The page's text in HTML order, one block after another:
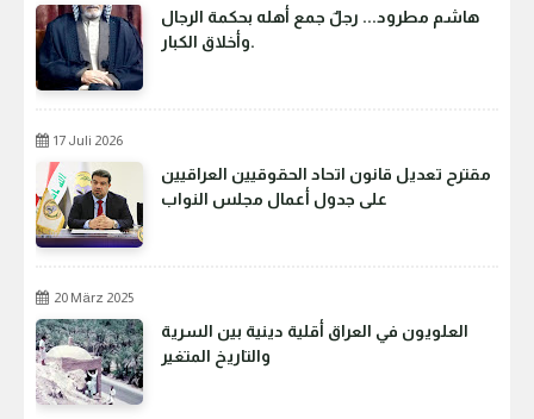
هاشم مطرود... رجلٌ جمع أهله بحكمة الرجال
وأخلاق الكبار.
17 Juli 2026
مقترح تعديل قانون اتحاد الحقوقيين العراقيين
على جدول أعمال مجلس النواب
20 März 2025
العلويون في العراق أقلية دينية بين السرية
والتاريخ المتغير